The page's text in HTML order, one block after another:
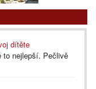
dítěte
to nejlepší. Pečlivě